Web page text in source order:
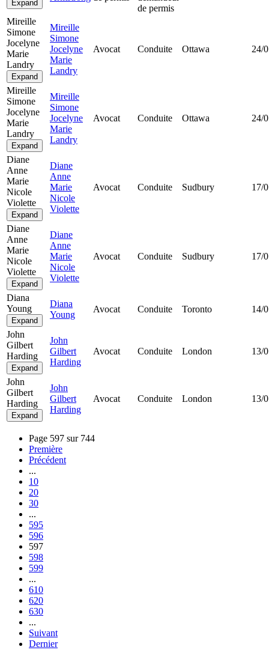
Expand
de permis
Mireille
Simone
Jocelyne
Marie
Landry
Expand
Mireille
Simone
Jocelyne
Marie
Landry
Avocat Conduite Ottawa 24/
Mireille
Simone
Jocelyne
Marie
Landry
Expand
Mireille
Simone
Jocelyne
Marie
Landry
Avocat Conduite Ottawa 24/
Diane
Anne
Marie
Nicole
Violette
Expand
Diane
Anne
Marie
Nicole
Violette
Avocat Conduite Sudbury 17/
Diane
Anne
Marie
Nicole
Violette
Expand
Diane
Anne
Marie
Nicole
Violette
Avocat Conduite Sudbury 17/
Diana
Young
Expand
Diana
Young
Avocat Conduite Toronto 14/
John
Gilbert
Harding
Expand
John
Gilbert
Harding
Avocat Conduite London 13/
John
Gilbert
Harding
Expand
John
Gilbert
Harding
Avocat Conduite London 13/
Page 597 sur 744
Première
Précédent
...
10
20
30
...
595
596
597
598
599
...
610
620
630
...
Suivant
Dernier